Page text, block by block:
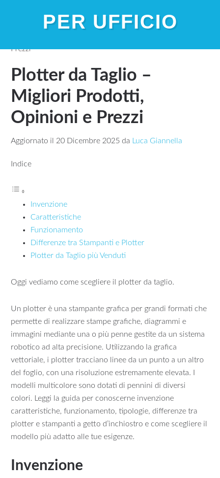
PER UFFICIO
Prezzi
Plotter da Taglio –
Migliori Prodotti,
Opinioni e Prezzi
Aggiornato il 20 Dicembre 2025 da Luca Giannella
Indice
Invenzione
Caratteristiche
Funzionamento
Differenze tra Stampanti e Plotter
Plotter da Taglio più Venduti
Oggi vediamo come scegliere il plotter da taglio.
Un plotter è una stampante grafica per grandi formati che
permette di realizzare stampe grafiche, diagrammi e
immagini mediante una o più penne gestite da un sistema
robotico ad alta precisione. Utilizzando la grafica
vettoriale, i plotter tracciano linee da un punto a un altro
del foglio, con una risoluzione estremamente elevata. I
modelli multicolore sono dotati di pennini di diversi
colori. Leggi la guida per conoscerne invenzione
caratteristiche, funzionamento, tipologie, differenze tra
plotter e stampanti a getto d’inchiostro e come scegliere il
modello più adatto alle tue esigenze.
Invenzione